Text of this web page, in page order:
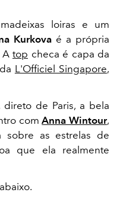
loiras e um
Kurkova é a própria
A top checa é capa da
L'Officiel Singapore,
direto de Paris, a bela
comAnna Wintour,
sobre as estrelas de
que ela realmente